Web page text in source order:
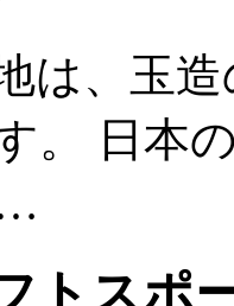
は、玉
。 日本
トスポ